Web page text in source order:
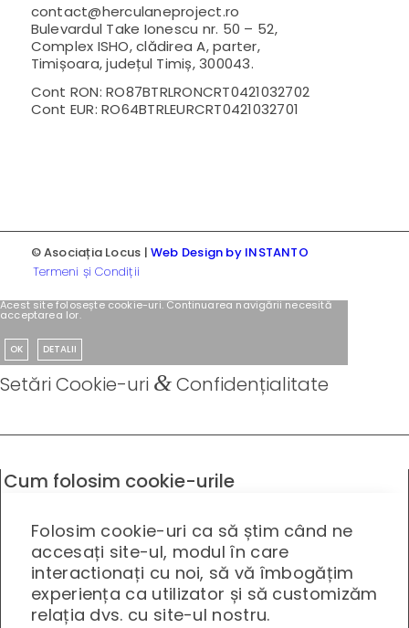
contact@herculaneproject.ro
Bulevardul Take Ionescu nr. 50 – 52,
Complex ISHO, clădirea A, parter,
Timișoara, județul Timiș, 300043.
Cont RON: RO87BTRLRONCRT0421032702
Cont EUR: RO64BTRLEURCRT0421032701
© Asociația Locus |Web Design by INSTANTO
Termeni și Condiții
Acest site folosește cookie-uri. Continuarea navigării necesită
acceptarea lor.
OK DETALII
Setări Cookie-uri &Confidențialitate
Cum folosim cookie-urile
Folosim cookie-uri ca să știm când ne
accesați site-ul, modul în care
interactionați cu noi, să vă îmbogățim
experiența ca utilizator și să customizăm
relația dvs. cu site-ul nostru.